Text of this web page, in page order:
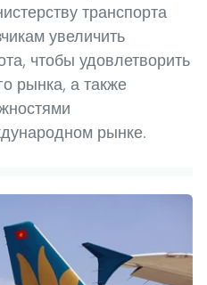
транспорта
увеличить
чтобы удовлетворить
рынка, а также
рынке.